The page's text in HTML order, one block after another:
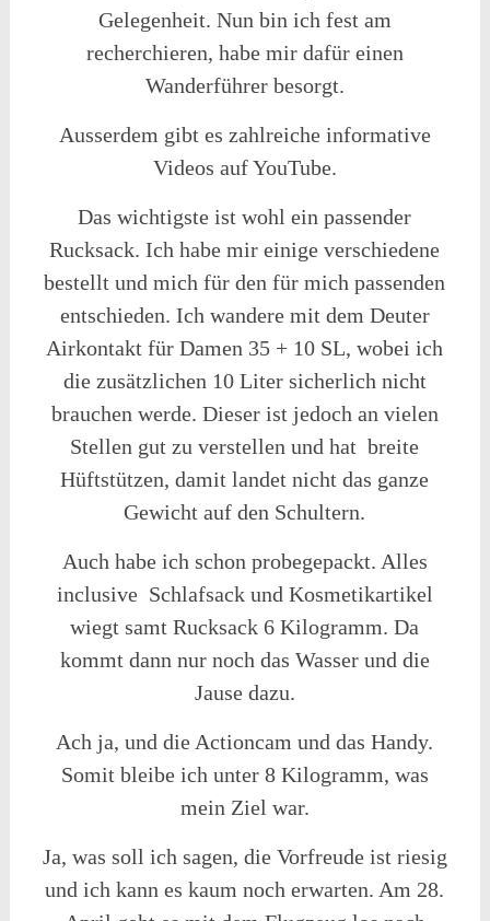
Gelegenheit. Nun bin ich fest am
recherchieren, habe mir dafür einen
Wanderführer besorgt.
Ausserdem gibt es zahlreiche informative
Videos auf YouTube.
Das wichtigste ist wohl ein passender
Rucksack. Ich habe mir einige verschiedene
bestellt und mich für den für mich passenden
entschieden. Ich wandere mit dem Deuter
Airkontakt für Damen 35 + 10 SL, wobei ich
die zusätzlichen 10 Liter sicherlich nicht
brauchen werde. Dieser ist jedoch an vielen
Stellen gut zu verstellen und hat breite
Hüftstützen, damit landet nicht das ganze
Gewicht auf den Schultern.
Auch habe ich schon probegepackt. Alles
inclusive Schlafsack und Kosmetikartikel
wiegt samt Rucksack 6 Kilogramm. Da
kommt dann nur noch das Wasser und die
Jause dazu.
Ach ja, und die Actioncam und das Handy.
Somit bleibe ich unter 8 Kilogramm, was
mein Ziel war.
Ja, was soll ich sagen, die Vorfreude ist riesig
und ich kann es kaum noch erwarten. Am 28.